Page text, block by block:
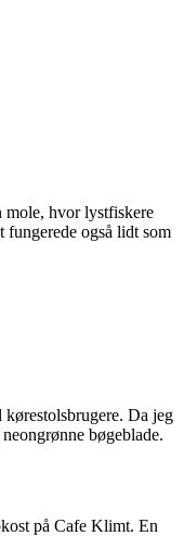
mole, hvor lystfiskere
også lidt som
Da jeg
bøgeblade.
på Cafe Klimt. En